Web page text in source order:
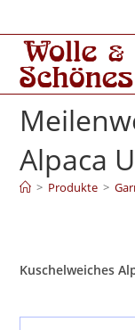
Alpaca
> Produkte >
Kuschelweiches